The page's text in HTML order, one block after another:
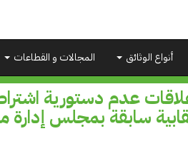
أنواع الوثائق المجالات و القطاعات
عدم دستورية
سابقة بمجلس إدارة